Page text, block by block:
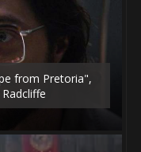
from Pretoria",
🎂
🎈